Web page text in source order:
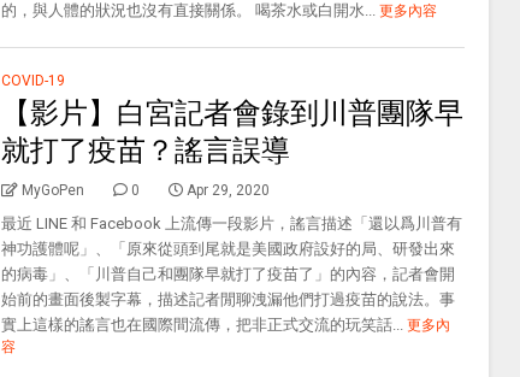
的，與人體的狀況也沒有直接關係。 喝茶水或白開水... 更多內容
COVID-19
【影片】白宮記者會錄到川普團隊早
就打了疫苗？謠言誤導
MyGoPen 0 Apr 29, 2020
最近 LINE 和 Facebook 上流傳一段影片，謠言描述「還以爲川普有
神功護體呢」、「原來從頭到尾就是美國政府設好的局、研發出來
的病毒」、「川普自己和團隊早就打了疫苗了」的內容，記者會開
始前的畫面後製字幕，描述記者閒聊洩漏他們打過疫苗的說法。事
實上這樣的謠言也在國際間流傳，把非正式交流的玩笑話... 更多內
容